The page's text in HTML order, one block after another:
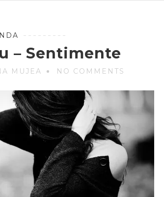
– Sentimente
MUJEA NO COMMENTS